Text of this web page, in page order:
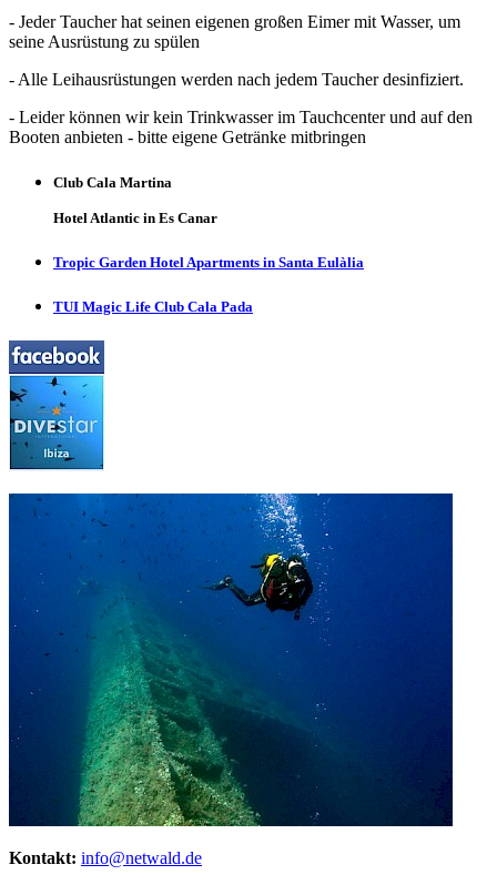
- Jeder Taucher hat seinen eigenen großen Eimer mit Wasser, um
seine Ausrüstung zu spülen
- Alle Leihausrüstungen werden nach jedem Taucher desinfiziert.
- Leider können wir kein Trinkwasser im Tauchcenter und auf den
Booten anbieten - bitte eigene Getränke mitbringen
Club Cala Martina
Hotel Atlantic in Es Canar
Tropic Garden Hotel Apartments in Santa Eulàlia
TUI Magic Life Club Cala Pada
Kontakt: info@netwald.de